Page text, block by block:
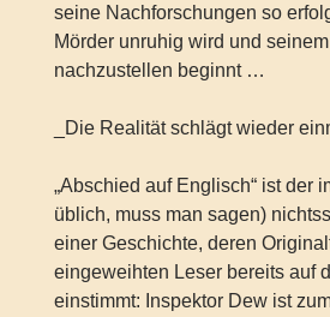
seine Nachforschungen so
Mörder unruhig wird und
nachzustellen beginnt …
_Die Realität schlägt wieder
„Abschied auf Englisch“ ist der
üblich, muss man sagen)
einer Geschichte, deren
eingeweihten Leser bereits auf
einstimmt: Inspektor Dew ist